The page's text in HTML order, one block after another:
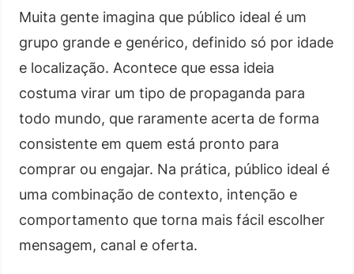
Muita gente imagina que público ideal é um
grupo grande e genérico, definido só por idade
e localização. Acontece que essa ideia
costuma virar um tipo de propaganda para
todo mundo, que raramente acerta de forma
consistente em quem está pronto para
comprar ou engajar. Na prática, público ideal é
uma combinação de contexto, intenção e
comportamento que torna mais fácil escolher
mensagem, canal e oferta.